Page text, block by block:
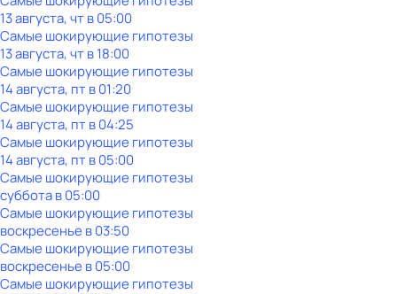
13 августа, чт в 05:00
Самые шoкиpующие гипотезы
13 августа, чт в 18:00
Самые шoкиpующие гипотезы
14 августа, пт в 01:20
Самые шoкиpующие гипотезы
14 августа, пт в 04:25
Самые шoкиpующие гипотезы
14 августа, пт в 05:00
Самые шoкиpующие гипотезы
субботав05:00
Самые шoкиpующие гипотезы
воскресенье в03:50
Самые шoкиpующие гипотезы
воскресенье в05:00
Самые шoкиpующие гипотезы